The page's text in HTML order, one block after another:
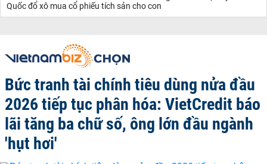
Quốc đổ xô mua cổ phiếu tích sản cho con
Bức tranh tài chính tiêu dùng nửa đầu
2026 tiếp tục phân hóa: VietCredit báo
lãi tăng ba chữ số, ông lớn đầu ngành
'hụt hơi'